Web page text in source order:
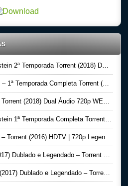
Torrent (2018) Dual Áudio WEB-DL 720p – Download
Completa Torrent (2018) Dublado HDTV – Download
(2018) Dual Áudio 720p WEB-DL – Download
Torrent (2016) Dual Áudio BluRay 720p – Download
(2016) HDTV | 720p Legendado Download
e Legendado – Torrent Download
Dublado e Legendado – Torrent Download